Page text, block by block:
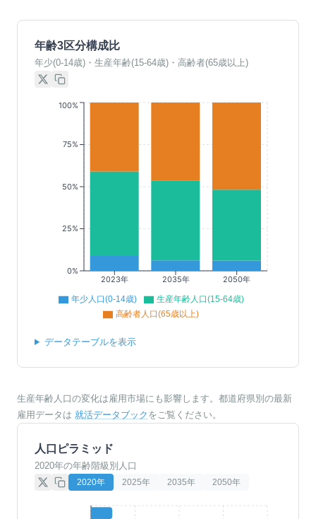
年齢3区分構成比
年少(0-14歳)・生産年齢(15-64歳)・高齢者(65歳以上)
2023年 2035年 2050年
0%
25%
50%
75%
100%
年少人口(0-14歳)
生産年齢人口(15-64歳)
高齢者人口(65歳以上)
データテーブルを表示
生産年齢人口の変化は雇用市場にも影響します。都道府県別の最新
雇用データは 就活データブック をご覧ください。
人口ピラミッド
2020年の年齢階級別人口
2020年 2025年 2035年 2050年